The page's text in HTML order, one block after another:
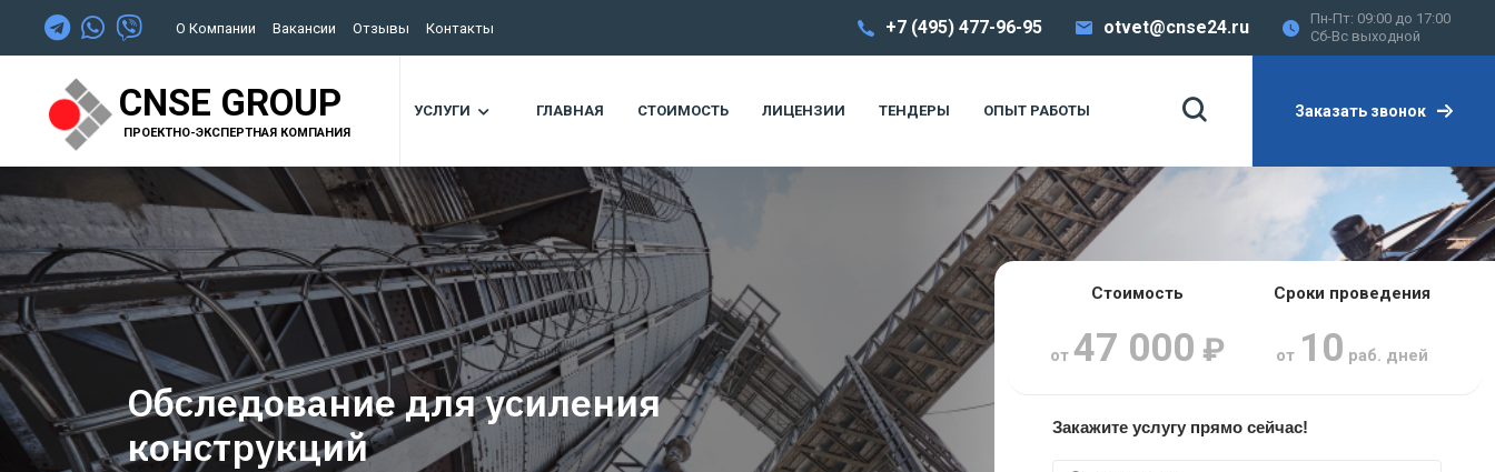
О Компании Вакансии Отзывы Контакты +7 (495) 477-96-95 otvet@cnse24.ru
Пн-Пт: 09:00 до 17:00
Сб-Вс выходной
CNSE GROUP
ПРОЕКТНО-ЭКСПЕРТНАЯ КОМПАНИЯ
УСЛУГИ ГЛАВНАЯ СТОИМОСТЬ ЛИЦЕНЗИИ ТЕНДЕРЫ ОПЫТ РАБОТЫ Заказать звонок
Обследование для усиления
конструкций
Стоимость
от 47 000 ₽
Сроки проведения
от 10 раб. дней
Закажите услугу прямо сейчас!